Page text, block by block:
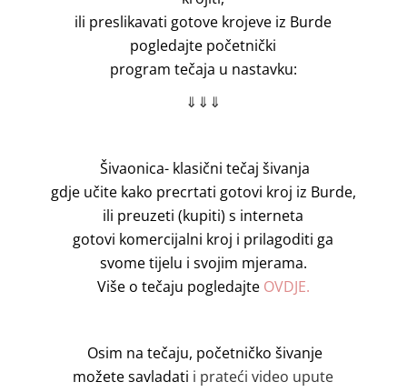
ili preslikavati gotove krojeve iz Burde
pogledajte početnički
program tečaja u nastavku:
⇓⇓⇓
Šivaonica- klasični tečaj šivanja
gdje učite kako precrtati gotovi kroj iz Burde,
ili preuzeti (kupiti)s interneta
gotovi komercijalni kroj i prilagoditi ga
svome tijelu i svojim mjerama.
Više o tečaju pogledajte OVDJE.
Osim na tečaju, početničko šivanje
možete savladati i prateći video upute